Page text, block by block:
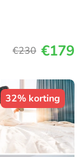
€230 €179
32% korting